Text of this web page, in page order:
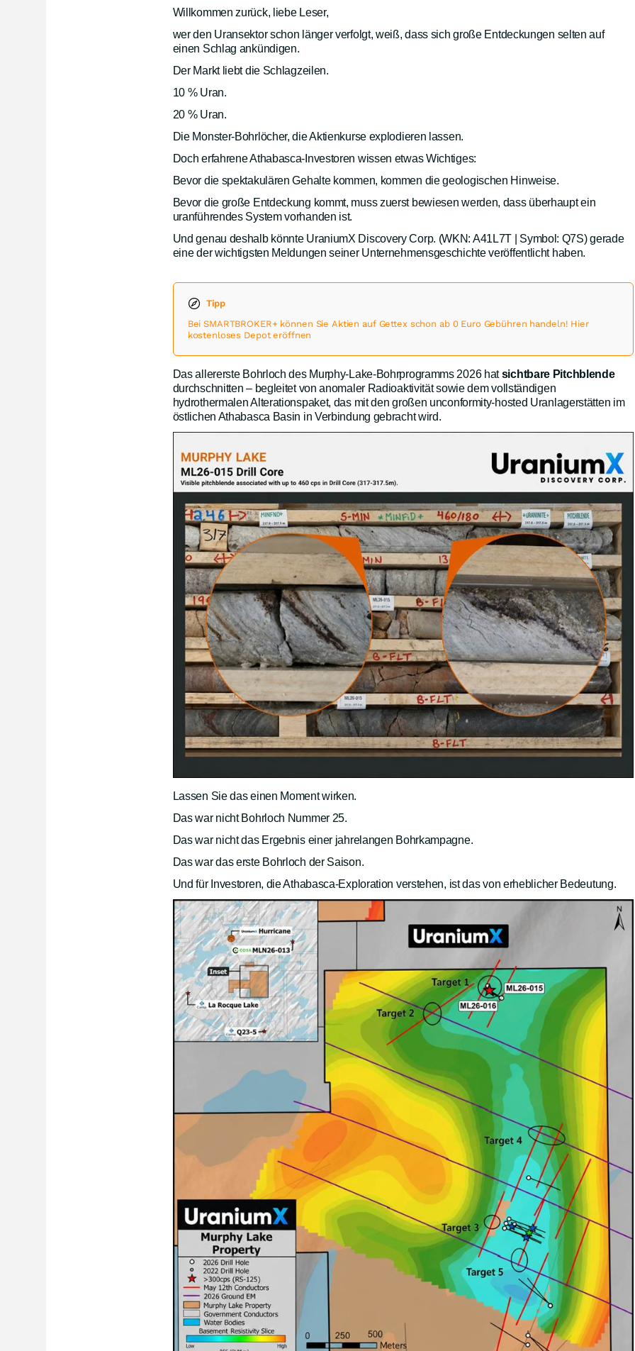
Willkommen zurück, liebe Leser,
wer den Uransektor schon länger verfolgt, weiß, dass sich große Entdeckungen selten auf
einen Schlag ankündigen.
Der Markt liebt die Schlagzeilen.
10 % Uran.
20 % Uran.
Die Monster-Bohrlöcher, die Aktienkurse explodieren lassen.
Doch erfahrene Athabasca-Investoren wissen etwas Wichtiges:
Bevor die spektakulären Gehalte kommen, kommen die geologischen Hinweise.
Bevor die große Entdeckung kommt, muss zuerst bewiesen werden, dass überhaupt ein
uranführendes System vorhanden ist.
Und genau deshalb könnte UraniumX Discovery Corp. (WKN: A41L7T | Symbol: Q7S) gerade
eine der wichtigsten Meldungen seiner Unternehmensgeschichte veröffentlicht haben.
Tipp
Bei SMARTBROKER+ können Sie Aktien auf Gettex schon ab 0 Euro Gebühren handeln! Hier
kostenloses Depot eröffnen
Das allererste Bohrloch des Murphy-Lake-Bohrprogramms 2026 hatsichtbare Pitchblende
durchschnitten – begleitet von anomaler Radioaktivität sowie dem vollständigen
hydrothermalen Alterationspaket, das mit den großen unconformity-hosted Uranlagerstätten im
östlichen Athabasca Basin in Verbindung gebracht wird.
Lassen Sie das einen Moment wirken.
Das war nicht Bohrloch Nummer 25.
Das war nicht das Ergebnis einer jahrelangen Bohrkampagne.
Das war das erste Bohrloch der Saison.
Und für Investoren, die Athabasca-Exploration verstehen, ist das von erheblicher Bedeutung.